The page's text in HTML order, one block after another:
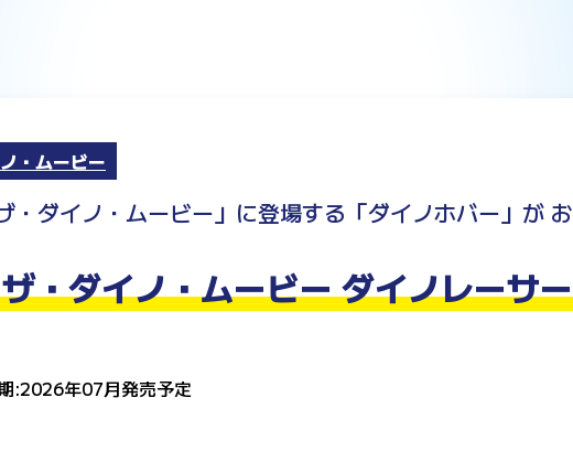
・ムービー
ダイノ・ムービー」に登場する「ダイノホバー」が
・ダイノ・ムービー ダイノレーサ
:2026年07月発売予定